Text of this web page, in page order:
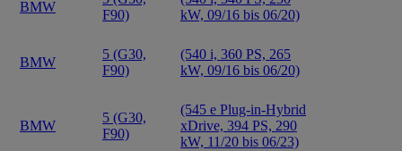
BMW
F90)
kW, 09/16 bis 06/20)
BMW
5 (G30,
F90)
(540 i, 360 PS, 265
kW, 09/16 bis 06/20)
BMW
5 (G30,
F90)
(545 e Plug-in-Hybrid
xDrive, 394 PS, 290
kW, 11/20 bis 06/23)